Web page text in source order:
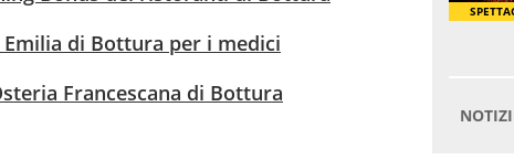
di Bottura per i medici
Francescana di Bottura